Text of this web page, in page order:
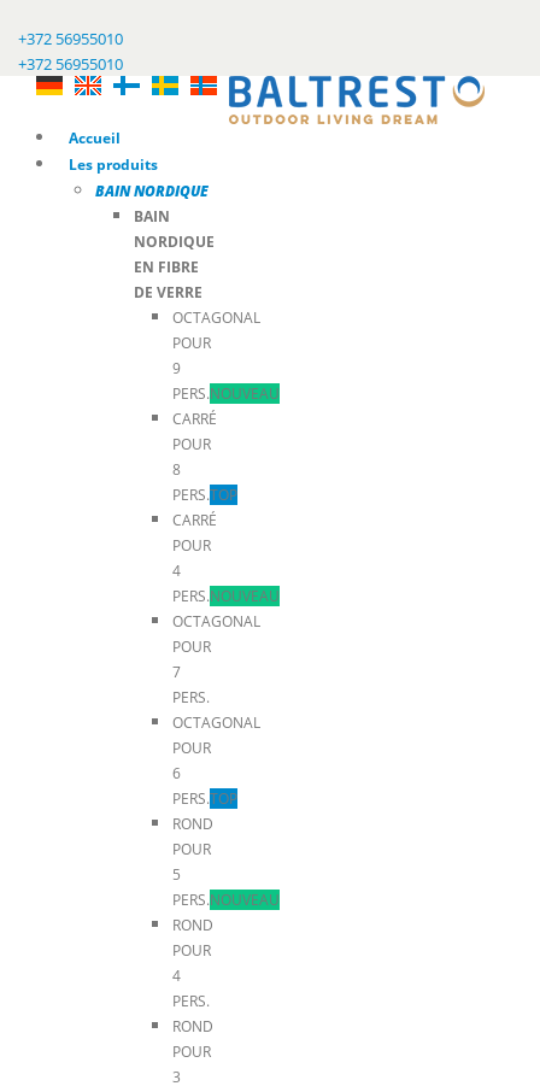
+372 56955010
+372 56955010
Accueil
Les produits
BAIN NORDIQUE
BAIN
NORDIQUE
EN FIBRE
DE VERRE
OCTAGONAL
POUR
9
PERS.NOUVEAU
CARRÉ
POUR
8
PERS.TOP
CARRÉ
POUR
4
PERS.NOUVEAU
OCTAGONAL
POUR
7
PERS.
OCTAGONAL
POUR
6
PERS.TOP
ROND
POUR
5
PERS.NOUVEAU
ROND
POUR
4
PERS.
ROND
POUR
3